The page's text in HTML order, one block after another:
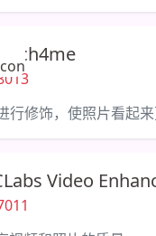
行修饰，使照片看起来
Video